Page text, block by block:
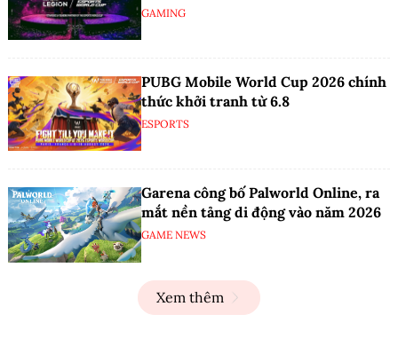
GAMING
PUBG Mobile World Cup 2026 chính
thức khởi tranh từ 6.8
ESPORTS
Garena công bố Palworld Online, ra
mắt nền tảng di động vào năm 2026
GAME NEWS
Xem thêm